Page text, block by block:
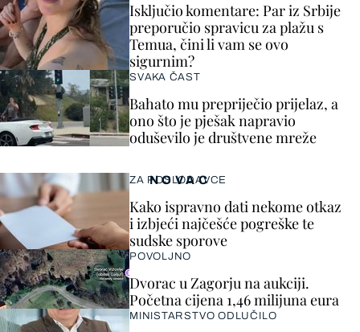
Isključio komentare: Par iz Srbije
preporučio spravicu za plažu s
Temua, čini li vam se ovo
sigurnim?
SVAKA ČAST
Bahato mu prepriječio prijelaz, a
ono što je pješak napravio
oduševilo je društvene mreže
NOVAC
ZA POSLODAVCE
Kako ispravno dati nekome otkaz
i izbjeći najčešće pogreške te
sudske sporove
POVOLJNO
Dvorac u Zagorju na aukciji.
Početna cijena 1,46 milijuna eura
MINISTARSTVO ODLUČILO